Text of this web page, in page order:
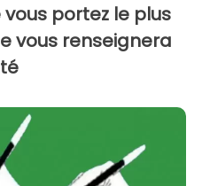
portez le plus
vous renseignera